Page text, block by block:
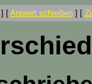
[ Antwort schreiben] [